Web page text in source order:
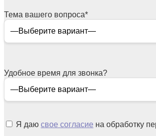
Тема вашего вопроса*
Удобное время для звонка?
Я даю свое согласие на обработку